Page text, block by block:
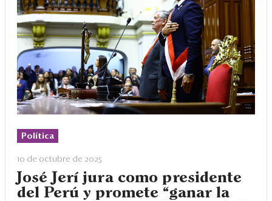
Blogs
Ranking CEO
Edición Impresa
Política
10 de octubre de 2025
José Jerí jura como presidente
del Perú y promete “ganar la